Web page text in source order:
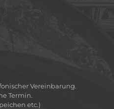
Vereinbarung.
Termin.
etc.)